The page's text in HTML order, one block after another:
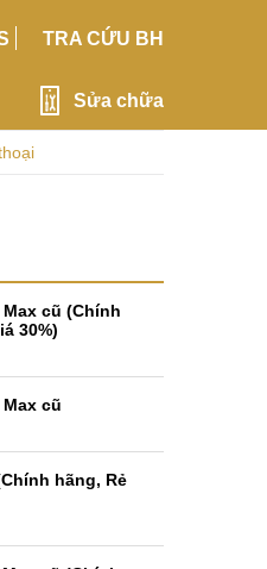
TRA CỨU BH
Sửa chữa
cũ (Chính
30%)
cũ
hãng, Rẻ